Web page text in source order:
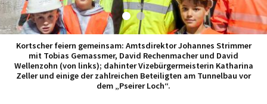
Kortscher feiern gemeinsam: Amtsdirektor Johannes Strimmer
mit Tobias Gemassmer, David Rechenmacher und David
Wellenzohn (von links); dahinter Vizebürgermeisterin Katharina
Zeller und einige der zahlreichen Beteiligten am Tunnelbau vor
dem „Pseirer Loch“.